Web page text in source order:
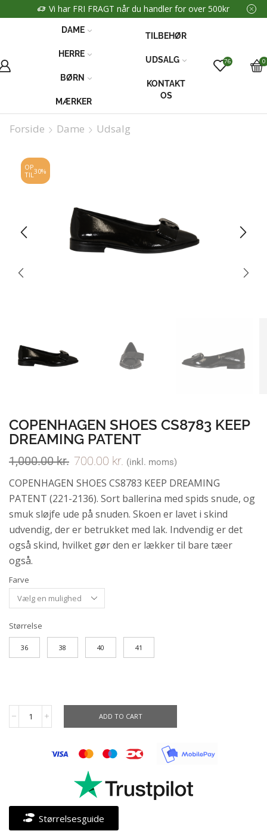
Vi har FRI FRAGT når du handler for over 500kr
DAME
HERRE
BØRN
MÆRKER
TILBEHØR
UDSALG
KONTAKT
OS
76 0
Forside Dame Udsalg
OP
TIL30%
COPENHAGEN SHOES CS8783 KEEP
DREAMING PATENT
1,000.00kr. 700.00 kr. (inkl. moms)
COPENHAGEN SHOES CS8783 KEEP DREAMING
PATENT (221-2136). Sort ballerina med spids snude, og
smuk sløjfe ude på snuden. Skoen er lavet i skind
udvendig, der er betrukket med lak. Indvendig er det
også skind, hvilket gør den er lækker til bare tæer
også.
Farve
Størrelse
36 38 40 41
ADD TO CART
Størrelsesguide